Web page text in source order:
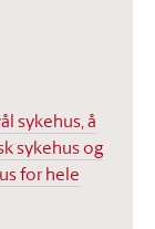
sykehus, å
sykehus og
for hele